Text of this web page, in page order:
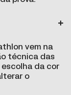
vem na
técnica das
escolha da cor
o